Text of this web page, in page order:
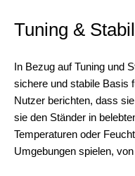
Tuning &
In Bezug auf Tuning und
sichere und stabile Basis
Nutzer berichten, dass
sie den Ständer in
Temperaturen oder
Umgebungen spielen,